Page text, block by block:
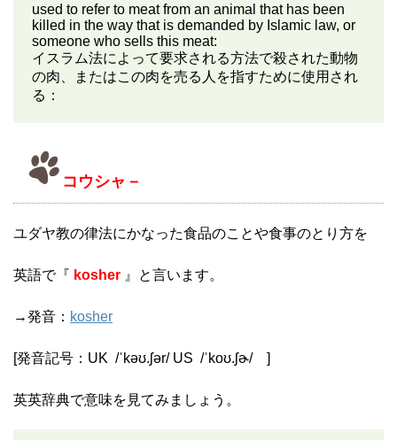
used to refer to meat from an animal that has been
killed in the way that is demanded by Islamic law, or
someone who sells this meat:
イスラム法によって要求される方法で殺された動物
の肉、またはこの肉を売る人を指すために使用され
る：
コウシャ－
ユダヤ教の律法にかなった食品のことや食事のとり方を
英語で『 kosher 』と言います。
→発音： kosher
[発音記号： UK /ˈkəʊ.ʃər/ US /ˈkoʊ.ʃɚ/]
英英辞典で意味を見てみましょう。